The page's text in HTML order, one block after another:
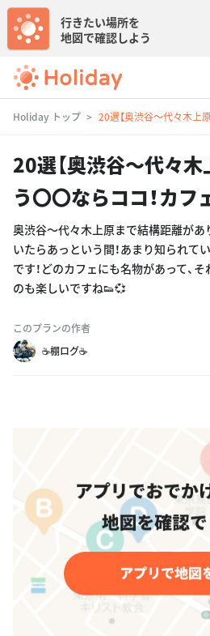
行きたい場所を
地図で確認しよう
Holiday トップ 20選【奥渋谷〜代々木上
20選【奥渋谷〜代々木
う〇〇ならココ！カフ
奥渋谷〜代々木上原まで結構距離があ
いたらあっという間！あまり知られて
です！どのカフェにも名物があって、
のも楽しいですね👟💞
このプランの作者
☕️棚ログ☕️